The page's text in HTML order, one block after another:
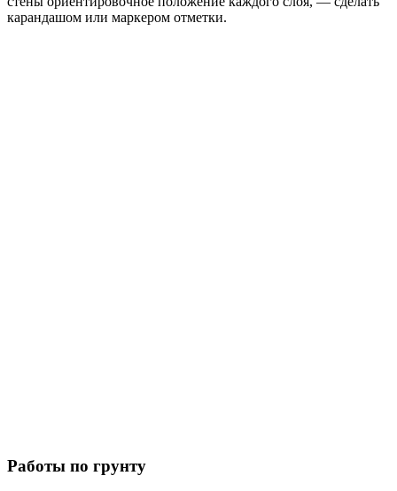
карандашом или маркером отметки.
Работы по грунту